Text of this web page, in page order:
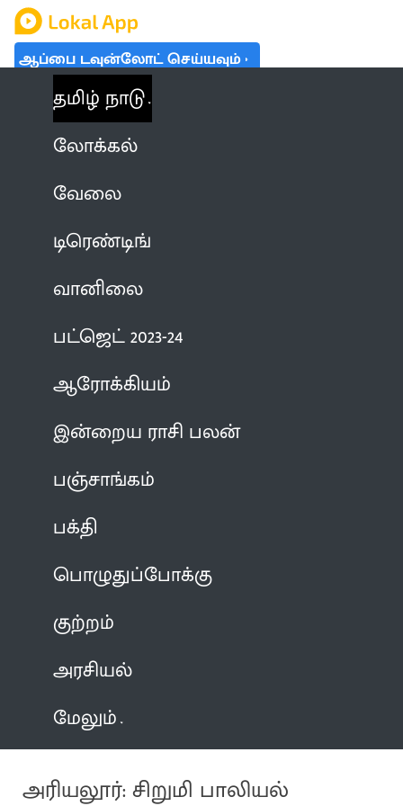
ஆப்பை டவுன்லோட் செய்யவும்
தமிழ் நாடு
லோக்கல்
வேலை
டிரெண்டிங்
வானிலை
பட்ஜெட் 2023-24
ஆரோக்கியம்
இன்றைய ராசி பலன்
பஞ்சாங்கம்
பக்தி
பொழுதுப்போக்கு
குற்றம்
அரசியல்
மேலும்
அரியலூர்: சிறுமி பாலியல்